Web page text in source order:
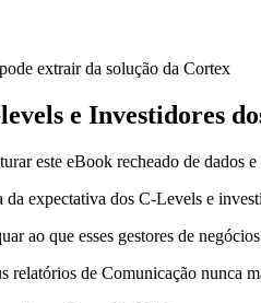
extrair da solução da Cortex
e Investidores
este eBook recheado de dados
expectativa dos C-Levels e
ao que esses gestores de
relatórios de Comunicação nunca